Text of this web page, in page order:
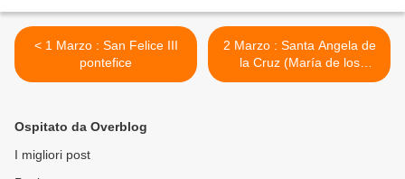
< 1 Marzo : San Felice III
pontefice
2 Marzo : Santa Angela de
la Cruz (María de los
Ángeles Guerrero
Ospitato da Overblog
I migliori post